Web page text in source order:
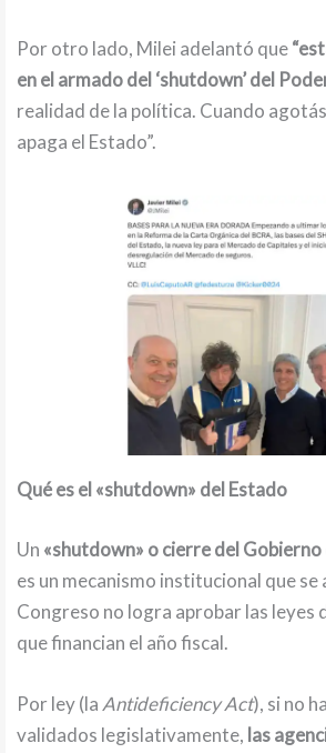
Por otro lado, Milei adelantó que
en el armado del ‘shutdown’ del
realidad de la política. Cuando
apaga el Estado”.
Qué es el «shutdown» del Estado
Un «shutdown» o cierre del Gobierno
es un mecanismo institucional que se
Congreso no logra aprobar las leyes
que financian el año fiscal.
Por ley (la Antideficiency Act), si no
validados legislativamente, las